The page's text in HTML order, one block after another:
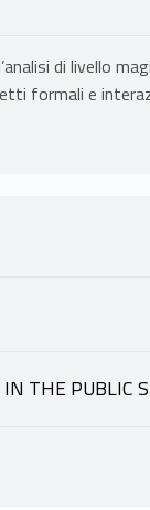
di livello
formali e
IN THE PUBLIC